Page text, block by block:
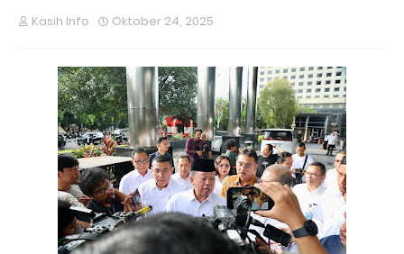
Kasih Info Oktober 24, 2025